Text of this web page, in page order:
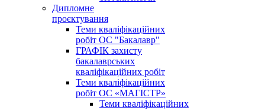
Дипломне
проєктування
Теми кваліфікаційних
робіт ОС "Бакалавр"
ГРАФІК захисту
бакалаврських
кваліфікаційних робіт
Теми кваліфікаційних
робіт ОС «МАГІСТР»
Теми кваліфікаційних